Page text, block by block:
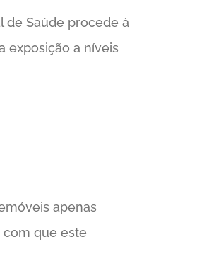
de Saúde procede à
exposição a níveis
apenas
que este